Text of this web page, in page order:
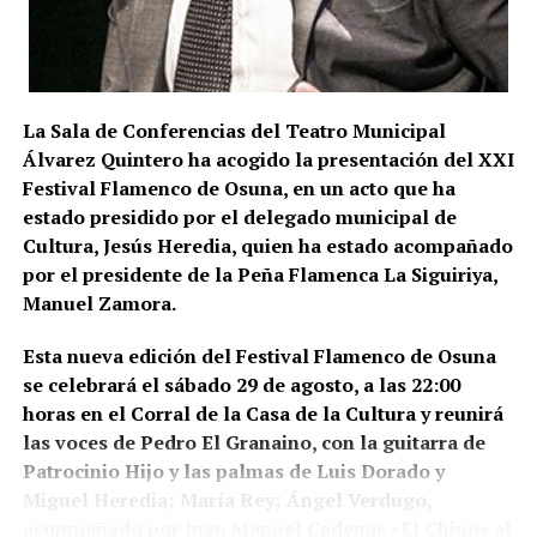
La conexión con La Puebla no es meramente
territorial. La fase operativa se desarrolló el pasado
registros en sociedades mercantiles situadas en La
Puebla de Cazalla, Valencia, Badajoz y Córdoba,
además del registro de un domicilio particular en La
Puebla de Cazalla. La información oficial no precisa,
al menos por ahora, cuántas de las nueve empresas
registradas se encontraban concretamente en el
municipio sevillano, por lo que no sería correcto
La operación se desarrolló bajo la dirección de la
Sección Civil y de Instrucción del Tribunal de
Instancia de Morón de la Frontera, plaza número 2,
órgano judicial competente en la investigación. La
existencia y actual denominación de este Tribunal
La Sala de Conferencias del Teatro Municipal
Álvarez Quintero ha acogido la presentación del XXI
Festival Flamenco de Osuna, en un acto que ha
estado presidido por el delegado municipal de
Cultura, Jesús Heredia, quien ha estado acompañado
por el presidente de la Peña Flamenca La Siguiriya,
Manuel Zamora.
Esta nueva edición del Festival Flamenco de Osuna
se celebrará el sábado 29 de agosto, a las 22:00
horas en el Corral de la Casa de la Cultura y reunirá
las voces de Pedro El Granaino, con la guitarra de
Patrocinio Hijo y las palmas de Luis Dorado y
Miguel Heredia; María Rey; Ángel Verdugo,